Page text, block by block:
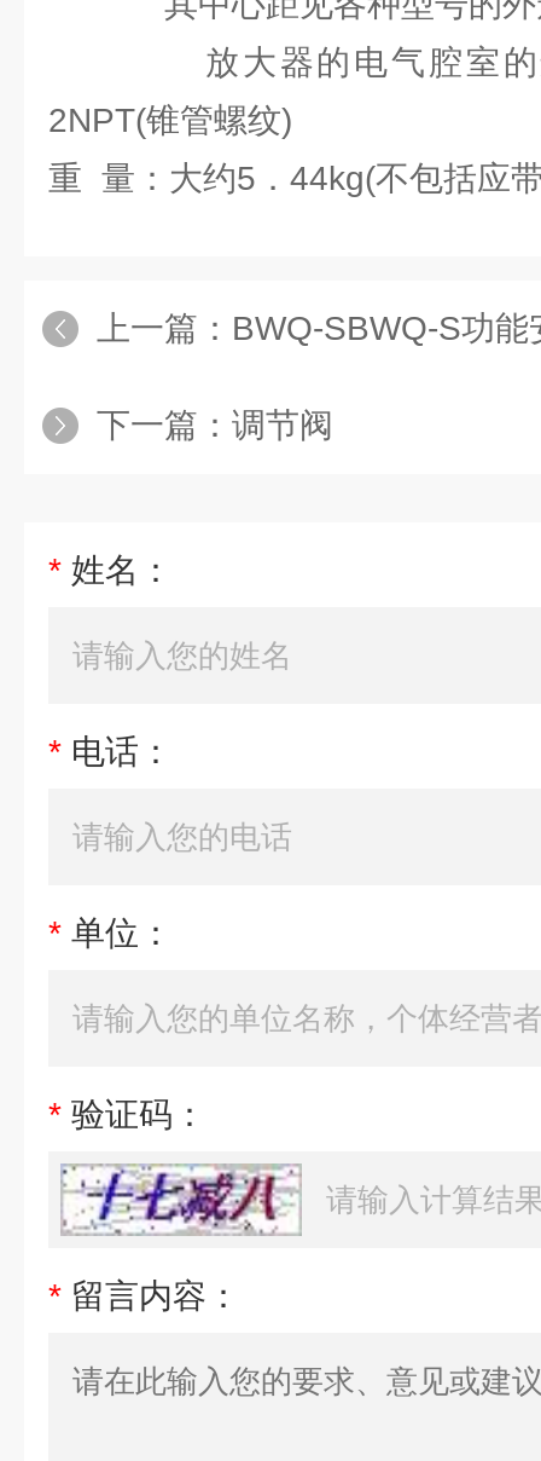
放大器的电气腔室的连
2NPT(锥管螺纹)
重 量：大约5．44kg(不包括应
上一篇： BWQ-SBWQ-S功
下一篇： 调节阀
* 姓名：
* 电话：
* 单位：
* 验证码：
* 留言内容：